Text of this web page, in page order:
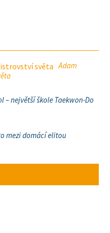
Adam
– největší škole Taekwon-Do
mezi domácí elitou